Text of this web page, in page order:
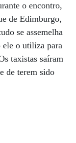
o encontro,
de Edimburgo,
se assemelha
ele o utiliza para
taxistas saíram
de terem sido